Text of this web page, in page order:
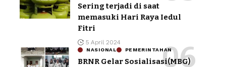
Sering terjadi di saat
memasuki Hari Raya Iedul
Fitri
5 April 2024
NASIONAL PEMERINTAHAN
BRNR Gelar Sosialisasi(MBG)